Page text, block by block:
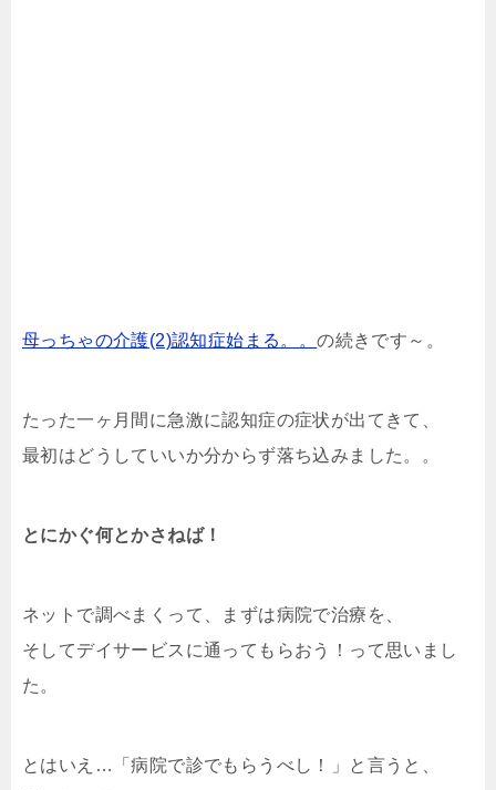
母っちゃの介護(2)認知症始まる。。の続きです～。
たった一ヶ月間に急激に認知症の症状が出てきて、
最初はどうしていいか分からず落ち込みました。。
とにかぐ何とかさねば！
ネットで調べまくって、まずは病院で治療を、
そしてデイサービスに通ってもらおう！って思いまし
た。
とはいえ…「病院で診でもらうべし！」と言うと、